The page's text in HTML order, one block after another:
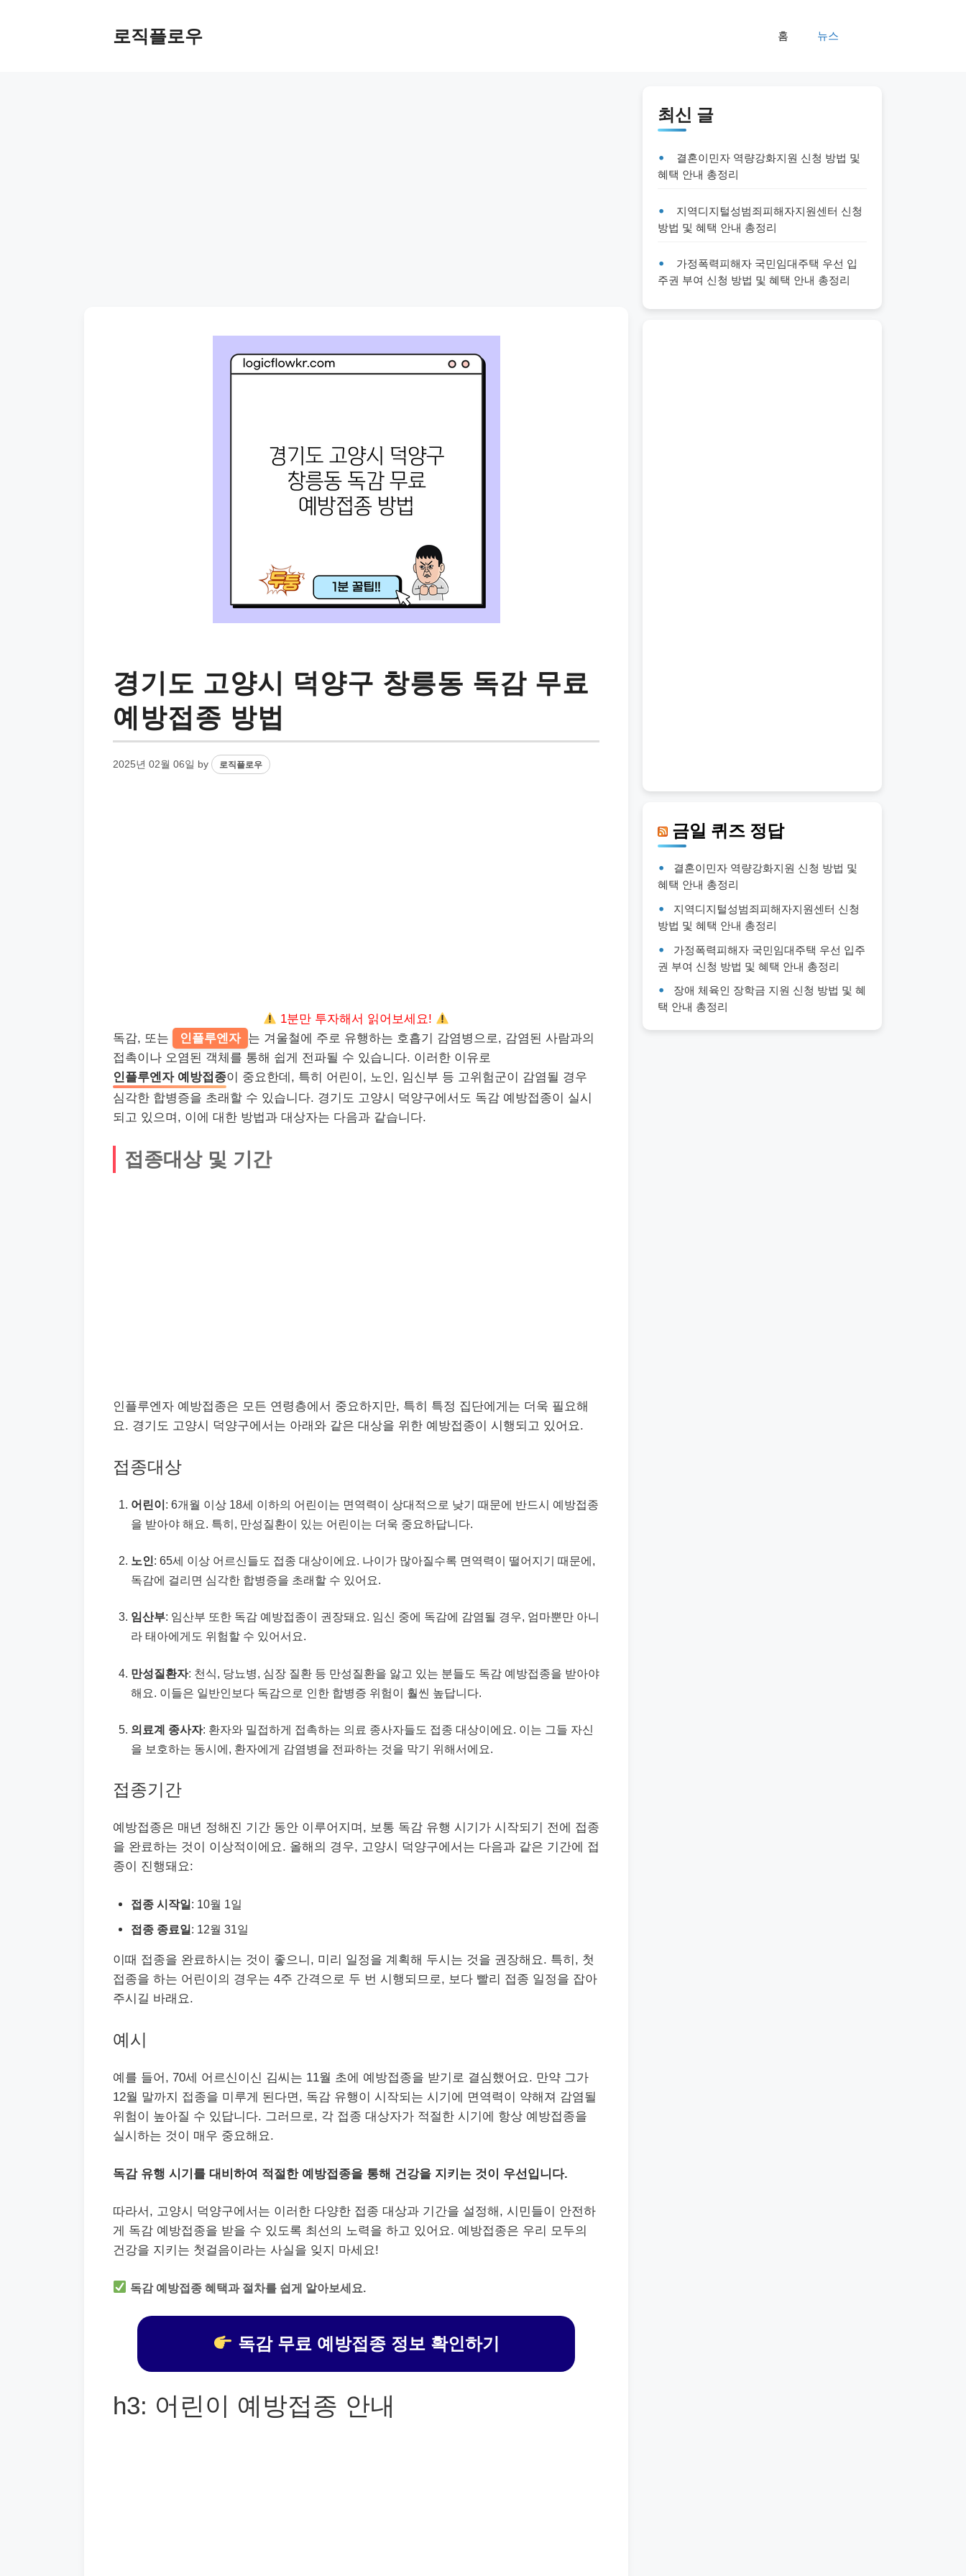
로직플로우 홈 뉴스
경기도 고양시 덕양구 창릉동 독감 무료
예방접종 방법
2025년 02월 06일 by 로직플로우
1분만 투자해서 읽어보세요!
독감, 또는
인플루엔자 는 겨울철에 주로 유행하는 호흡기 감염병으로, 감염된 사람과의
접촉이나 오염된 객체를 통해 쉽게 전파될 수 있습니다. 이러한 이유로
인플루엔자 예방접종이 중요한데, 특히 어린이, 노인, 임신부 등 고위험군이 감염될 경우
심각한 합병증을 초래할 수 있습니다. 경기도 고양시 덕양구에서도 독감 예방접종이 실시
되고 있으며, 이에 대한 방법과 대상자는 다음과 같습니다.
접종대상 및 기간
인플루엔자 예방접종은 모든 연령층에서 중요하지만, 특히 특정 집단에게는 더욱 필요해
요. 경기도 고양시 덕양구에서는 아래와 같은 대상을 위한 예방접종이 시행되고 있어요.
접종대상
어린이: 6개월 이상 18세 이하의 어린이는 면역력이 상대적으로 낮기 때문에 반드시 예방접종
을 받아야 해요. 특히, 만성질환이 있는 어린이는 더욱 중요하답니다.
노인: 65세 이상 어르신들도 접종 대상이에요. 나이가 많아질수록 면역력이 떨어지기 때문에,
독감에 걸리면 심각한 합병증을 초래할 수 있어요.
임산부: 임산부 또한 독감 예방접종이 권장돼요. 임신 중에 독감에 감염될 경우, 엄마뿐만 아니
라 태아에게도 위험할 수 있어서요.
만성질환자: 천식, 당뇨병, 심장 질환 등 만성질환을 앓고 있는 분들도 독감 예방접종을 받아야
해요. 이들은 일반인보다 독감으로 인한 합병증 위험이 훨씬 높답니다.
의료계 종사자: 환자와 밀접하게 접촉하는 의료 종사자들도 접종 대상이에요. 이는 그들 자신
을 보호하는 동시에, 환자에게 감염병을 전파하는 것을 막기 위해서에요.
접종기간
예방접종은 매년 정해진 기간 동안 이루어지며, 보통 독감 유행 시기가 시작되기 전에 접종
을 완료하는 것이 이상적이에요. 올해의 경우, 고양시 덕양구에서는 다음과 같은 기간에 접
종이 진행돼요:
접종 시작일: 10월 1일
접종 종료일: 12월 31일
이때 접종을 완료하시는 것이 좋으니, 미리 일정을 계획해 두시는 것을 권장해요. 특히, 첫
접종을 하는 어린이의 경우는 4주 간격으로 두 번 시행되므로, 보다 빨리 접종 일정을 잡아
주시길 바래요.
예시
예를 들어, 70세 어르신이신 김씨는 11월 초에 예방접종을 받기로 결심했어요. 만약 그가
12월 말까지 접종을 미루게 된다면, 독감 유행이 시작되는 시기에 면역력이 약해져 감염될
위험이 높아질 수 있답니다. 그러므로, 각 접종 대상자가 적절한 시기에 항상 예방접종을
실시하는 것이 매우 중요해요.
독감 유행 시기를 대비하여 적절한 예방접종을 통해 건강을 지키는 것이 우선입니다.
따라서, 고양시 덕양구에서는 이러한 다양한 접종 대상과 기간을 설정해, 시민들이 안전하
게 독감 예방접종을 받을 수 있도록 최선의 노력을 하고 있어요. 예방접종은 우리 모두의
건강을 지키는 첫걸음이라는 사실을 잊지 마세요!
독감 예방접종 혜택과 절차를 쉽게 알아보세요.
독감 무료 예방접종 정보 확인하기
h3: 어린이 예방접종 안내
최신 글
결혼이민자 역량강화지원 신청 방법 및
혜택 안내 총정리
지역디지털성범죄피해자지원센터 신청
방법 및 혜택 안내 총정리
가정폭력피해자 국민임대주택 우선 입
주권 부여 신청 방법 및 혜택 안내 총정리
금일 퀴즈 정답
결혼이민자 역량강화지원 신청 방법 및
혜택 안내 총정리
지역디지털성범죄피해자지원센터 신청
방법 및 혜택 안내 총정리
가정폭력피해자 국민임대주택 우선 입주
권 부여 신청 방법 및 혜택 안내 총정리
장애 체육인 장학금 지원 신청 방법 및 혜
택 안내 총정리